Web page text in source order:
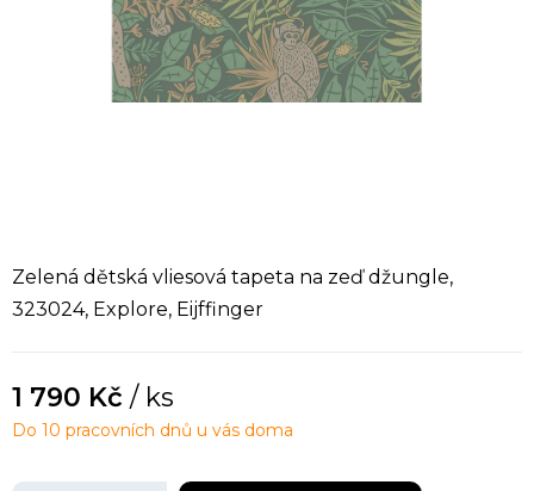
Zelená dětská vliesová tapeta na zeď džungle,
323024, Explore, Eijffinger
1 790 Kč / ks
Do 10 pracovních dnů u vás doma